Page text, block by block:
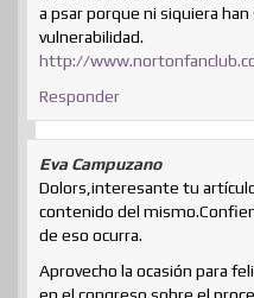
a psar porque ni siquiera han
vulnerabilidad.
http://
Responder
Eva Campuzano
Dolors,interesante tu
contenido del
de eso ocurra.
Aprovecho la ocasión para
en el congreso sobre el